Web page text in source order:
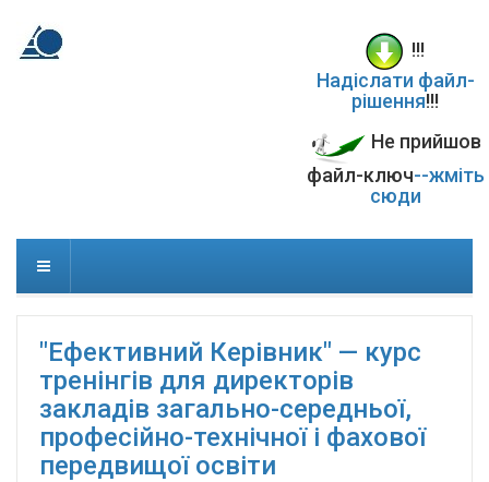
!!!
Надіслати файл-
рішення!!!
Не прийшов
файл-ключ--жміть
сюди
"Ефективний Керівник" — курс
тренінгів для директорів
закладів загально-середньої,
професійно-технічної і фахової
передвищої освіти